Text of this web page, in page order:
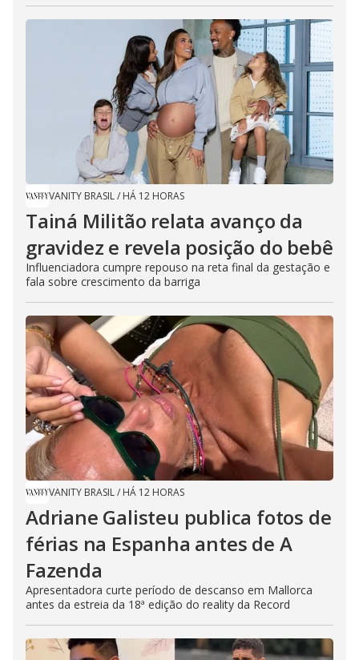
VANITY BRASIL/ HÁ 12 HORAS
Tainá Militão relata avanço da
gravidez e revela posição do bebê
Influenciadora cumpre repouso na reta final da gestação e
fala sobre crescimento da barriga
VANITY BRASIL/ HÁ 12 HORAS
Adriane Galisteu publica fotos de
férias na Espanha antes de A
Fazenda
Apresentadora curte período de descanso em Mallorca
antes da estreia da 18ª edição do reality da Record